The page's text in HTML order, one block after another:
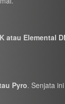
atau Elemental
Pyro. Senjata